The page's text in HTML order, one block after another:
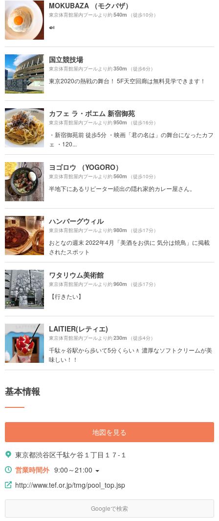
MOKUBAZA （モクバザ）
東京体育館屋内プールより約540m （徒歩10分）
🍛
国立競技場
東京体育館屋内プールより約350m （徒歩6分）
東京2020の熱戦の舞台！ 5F天空回廊は無料見学できます！
カフェ ラ・ボエム 新宿御苑
東京体育館屋内プールより約950m （徒歩16分）
・新宿御苑前 徒歩5分 ・映画「君の名は」の舞台になったカフ
ェ ・120...
ヨゴロウ （YOGORO）
東京体育館屋内プールより約560m （徒歩10分）
半地下にあるリピーター続出の隠れ家的カレー屋さん。
ハンバーグウィル
東京体育館屋内プールより約980m （徒歩17分）
おとなの週末 2022年4月「美酒をお供に 気分は焼鳥」に掲載
されたスポット
ワタリウム美術館
東京体育館屋内プールより約960m （徒歩17分）
【行きたい】
LAITIER(レティエ)
東京体育館屋内プールより約230m （徒歩4分）
千駄ヶ谷駅から歩いて5分くらい🚶 濃厚なソフトクリームが美
味しい！！
基本情報
地図を見る
東京都渋谷区千駄ケ谷１丁目１７-１
営業時間外 9:00～21:00
http://www.tef.or.jp/tmg/pool_top.jsp
Googleで検索